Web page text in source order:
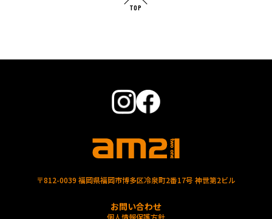
TOP
〒812-0039 福岡県福岡市博多区冷泉町2番17号 神世第2ビル
お問い合わせ
個人情報保護方針